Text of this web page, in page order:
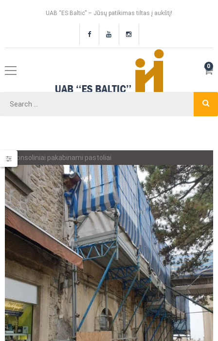
UAB “ES Baltic” – Jūsų patikimas tiltas į aukštį!
0